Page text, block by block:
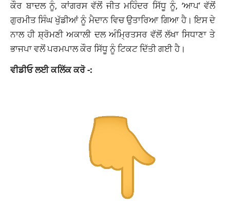
ਕੌਰ ਬਾਦਲ ਨੂੰ, ਕਾਂਗਰਸ ਵੱਲੋਂ ਜੀਤ ਮਹਿੰਦਰ ਸਿੱਧੂ ਨੂੰ, ‘ਆਪ’ ਵੱਲੋਂ
ਗੁਰਮੀਤ ਸਿੰਘ ਖੁੱਡੀਆਂ ਨੂੰ ਮੈਦਾਨ ਵਿਚ ਉਤਾਰਿਆ ਗਿਆ ਹੈ। ਇਸ ਦੇ
ਨਾਲ ਹੀ ਸ਼੍ਰੋਮਣੀ ਅਕਾਲੀ ਦਲ ਅੰਮ੍ਰਿਤਸਰ ਵੱਲੋਂ ਲੱਖਾ ਸਿਧਾਣਾ ਤੇ
ਭਾਜਪਾ ਵਲੋਂ ਪਰਮਪਾਲ ਕੌਰ ਸਿੱਧੂ ਨੂੰ ਟਿਕਟ ਦਿੱਤੀ ਗਈ ਹੈ।
ਵੀਡੀਓ ਲਈ ਕਲਿੱਕ ਕਰੋ -: